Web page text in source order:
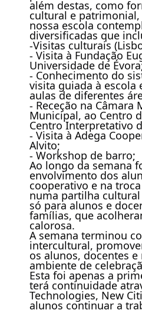
além destas, como
cultural e
nossa escola
diversificadas que
-Visitas culturais
- Visita à Fundação
Universidade de
- Conhecimento do
visita guiada à escola
aulas de diferentes
- Receção na
Municipal, ao Centro
Centro Interpretativo
- Visita à Adega
Alvito;
- Workshop de barro;
Ao longo da semana
envolvimento dos
cooperativo e na
numa partilha
só para alunos e
famílias, que
calorosa.
A semana terminou
intercultural,
os alunos, docentes
ambiente de
Esta foi apenas a
terá continuidade
Technologies, New
alunos continuar a